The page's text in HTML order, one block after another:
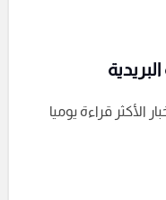
الأكثر قراءة يوميا